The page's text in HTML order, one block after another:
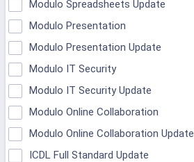
Modulo Spreadsheets Update
Modulo Presentation
Modulo Presentation Update
Modulo IT Security
Modulo IT Security Update
Modulo Online Collaboration
Modulo Online Collaboration Update
ICDL Full Standard Update